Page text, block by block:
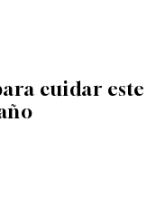
cuidar este